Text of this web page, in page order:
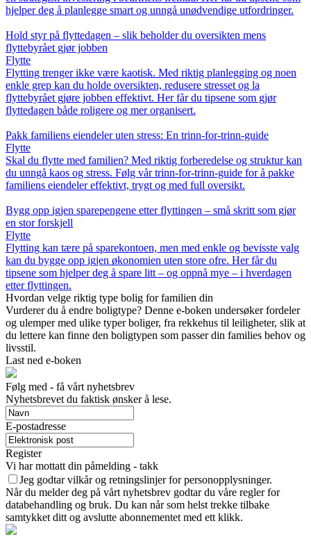
hjelper deg å planlegge smart og unngå unødvendige utfordringer.
Hold styr på flyttedagen – slik beholder du oversikten mens
flyttebyrået gjør jobben
Flytte
Flytting trenger ikke være kaotisk. Med riktig planlegging og noen
enkle grep kan du holde oversikten, redusere stresset og la
flyttebyrået gjøre jobben effektivt. Her får du tipsene som gjør
flyttedagen både roligere og mer organisert.
Pakk familiens eiendeler uten stress: En trinn-for-trinn-guide
Flytte
Skal du flytte med familien? Med riktig forberedelse og struktur kan
du unngå kaos og stress. Følg vår trinn-for-trinn-guide for å pakke
familiens eiendeler effektivt, trygt og med full oversikt.
Bygg opp igjen sparepengene etter flyttingen – små skritt som gjør
en stor forskjell
Flytte
Flytting kan tære på sparekontoen, men med enkle og bevisste valg
kan du bygge opp igjen økonomien uten store ofre. Her får du
tipsene som hjelper deg å spare litt – og oppnå mye – i hverdagen
etter flyttingen.
Hvordan velge riktig type bolig for familien din
Vurderer du å endre boligtype? Denne e-boken undersøker fordeler
og ulemper med ulike typer boliger, fra rekkehus til leiligheter, slik at
du lettere kan finne den boligtypen som passer din families behov og
livsstil.
Last ned e-boken
Følg med - få vårt nyhetsbrev
Nyhetsbrevet du faktisk ønsker å lese.
E-postadresse
Register
Vi har mottatt din påmelding - takk
Jeg godtar vilkår og retningslinjer for personopplysninger.
Når du melder deg på vårt nyhetsbrev godtar du våre regler for
databehandling og bruk. Du kan når som helst trekke tilbake
samtykket ditt og avslutte abonnementet med ett klikk.